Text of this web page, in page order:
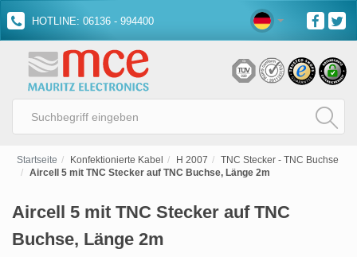
HOTLINE: 06136 - 994400
Startseite Konfektionierte Kabel H 2007
TNC Stecker - TNC Buchse
Aircell 5 mit TNC Stecker auf TNC Buchse, Länge 2m
Aircell 5 mit TNC Stecker auf TNC
Buchse, Länge 2m